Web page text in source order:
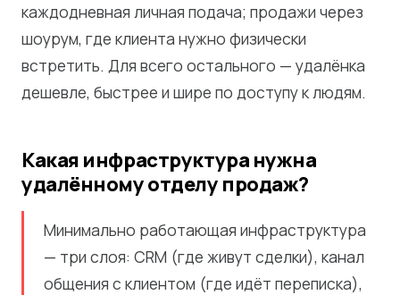
каждодневная личная подача; продажи через
шоурум, где клиента нужно физически
встретить. Для всего остального — удалёнка
дешевле, быстрее и шире по доступу к людям.
Какая инфраструктура нужна
удалённому отделу продаж?
Минимально работающая инфраструктура
— три слоя: CRM (где живут сделки), канал
общения с клиентом (где идёт переписка),